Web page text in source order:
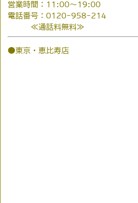
営業時間：11:00～19:00
電話番号：0120-958-214
≪通話料無料≫
●東京・恵比寿店